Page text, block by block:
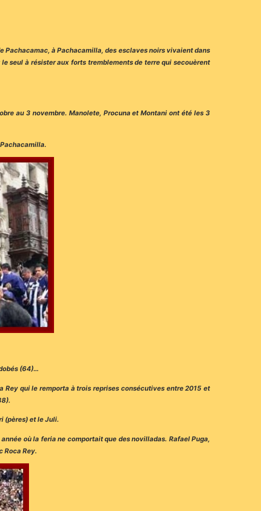
Pachacamac, à Pachacamilla, des esclaves noirs vivaient dans
le seul à résister aux forts tremblements de terre qui secouèrent
au 3 novembre. Manolete, Procuna et Montani ont été les 3
(64)…
Rey qui le remporta à trois reprises consécutives entre 2015 et
(pères) et le Juli.
où la feria ne comportait que des novilladas. Rafael Puga,
Roca Rey.